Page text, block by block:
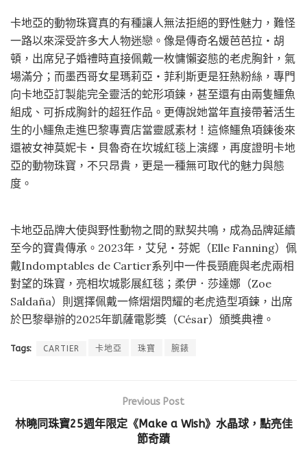
卡地亞的動物珠寶真的有種讓人無法拒絕的野性魅力，難怪
一路以來深受許多大人物迷戀。像是傳奇名媛芭芭拉・胡
頓，出席兒子婚禮時直接佩戴一枚慵懶姿態的老虎胸針，氣
場滿分；而墨西哥女星瑪莉亞・菲利斯更是狂熱粉絲，專門
向卡地亞訂製能完全靈活的蛇形項鍊，甚至還有由兩隻鱷魚
組成、可拆成胸針的超狂作品。更傳說她當年直接帶著活生
生的小鱷魚走進巴黎專賣店當靈感素材！這條鱷魚項鍊後來
還被女神莫妮卡・貝魯奇在坎城紅毯上演繹，再度證明卡地
亞的動物珠寶，不只昂貴，更是一種無可取代的魅力與態
度。
卡地亞品牌大使與野性動物之間的默契共鳴，成為品牌延續
至今的寶貴傳承。2023年，艾兒‧芬妮（Elle Fanning）佩
戴Indomptables de Cartier系列中一件長頸鹿與老虎兩相
對望的珠寶，亮相坎城影展紅毯；柔伊．莎達娜（Zoe
Saldaña）則選擇佩戴一條熠熠閃耀的老虎造型項鍊，出席
於巴黎舉辦的2025年凱薩電影獎（César）頒獎典禮。
Tags: CARTIER 卡地亞 珠寶 腕錶
Previous Post
林曉同珠寶25週年限定《Make a Wish》水晶球，點亮佳
節奇蹟